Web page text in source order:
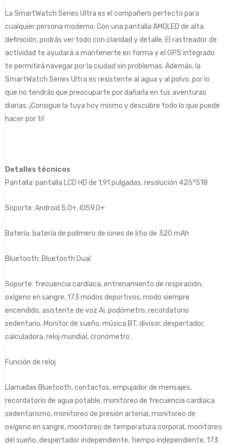
La SmartWatch Series Ultra es el compañero perfecto para
cualquier persona moderno. Con una pantalla AMOLED de alta
definición, podrás ver todo con claridad y detalle. El rastreador de
actividad te ayudará a mantenerte en forma y el GPS integrado
te permitirá navegar por la ciudad sin problemas. Además, la
SmartWatch Series Ultra es resistente al agua y al polvo, por lo
que no tendrás que preocuparte por dañarla en tus aventuras
diarias. ¡Consigue la tuya hoy mismo y descubre todo lo que puede
hacer por ti!
Detalles técnicos
Pantalla: pantalla LCD HD de 1,91 pulgadas, resolución 425*518
Soporte: Android 5.0+, IOS9.0+
Batería: batería de polímero de iones de litio de 320 mAh
Bluetooth: Bluetooth Dual
Soporte: frecuencia cardíaca, entrenamiento de respiración,
oxígeno en sangre, 173 modos deportivos, modo siempre
encendido, asistente de voz Ai, podómetro, recordatorio
sedentario, Monitor de sueño, música BT, divisor, despertador,
calculadora, reloj mundial, cronómetro…
Función de reloj
Llamadas Bluetooth, contactos, empujador de mensajes,
recordatorio de agua potable, monitoreo de frecuencia cardíaca
sedentarismo, monitoreo de presión arterial, monitoreo de
oxígeno en sangre, monitoreo de temperatura corporal, monitoreo
del sueño, despertador independiente, tiempo independiente, 173